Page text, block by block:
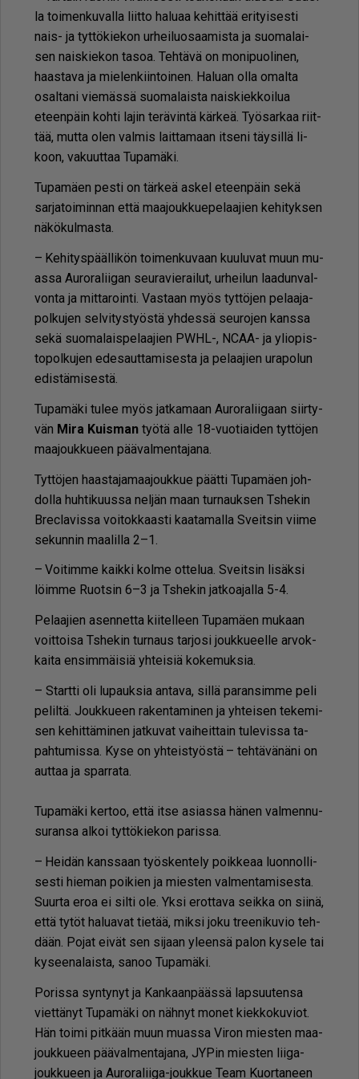
la toi­men­ku­val­la liit­to ha­lu­aa ke­hit­tää eri­tyi­ses­ti
nais- ja tyt­tö­kie­kon ur­hei­luo­saa­mis­ta ja suo­ma­lai­
sen nais­kie­kon ta­soa. Teh­tä­vä on mo­ni­puo­li­nen,
haas­ta­va ja mie­len­kiin­toi­nen. Ha­lu­an ol­la omal­ta
osal­ta­ni vie­mäs­sä suo­ma­lais­ta nais­kiek­koi­lua
eteen­päin koh­ti la­jin te­rä­vin­tä kär­keä. Työ­sar­kaa riit­
tää, mut­ta olen val­mis lait­ta­maan it­se­ni täy­sil­lä li­
koon, va­kuut­taa Tu­pa­mä­ki.
Tu­pa­mä­en pes­ti on tär­keä as­kel eteen­päin sekä
sar­ja­toi­min­nan et­tä maa­jouk­ku­e­pe­laa­jien ke­hi­tyk­sen
nä­kö­kul­mas­ta.
– Ke­hi­tys­pääl­li­kön toi­men­ku­vaan kuu­lu­vat muun mu­
as­sa Au­ro­ra­lii­gan seu­ra­vie­rai­lut, ur­hei­lun laa­dun­val­
von­ta ja mit­ta­roin­ti. Vas­taan myös tyt­tö­jen pe­laa­ja­
pol­ku­jen sel­vi­tys­työs­tä yh­des­sä seu­ro­jen kans­sa
sekä suo­ma­lais­pe­laa­jien PWHL-, NCAA- ja yli­o­pis­
to­pol­ku­jen ede­saut­ta­mi­ses­ta ja pe­laa­jien ura­po­lun
edis­tä­mi­ses­tä.
Tu­pa­mä­ki tu­lee myös jat­ka­maan Au­ro­ra­lii­gaan siir­ty­
vän Mira Kuis­mantyö­tä al­le 18-vuo­ti­ai­den tyt­tö­jen
maa­jouk­ku­een pää­val­men­ta­ja­na.
Tyt­tö­jen haas­ta­ja­maa­jouk­kue päät­ti Tu­pa­mä­en joh­
dol­la huh­ti­kuus­sa nel­jän maan tur­nauk­sen Tshe­kin
Brec­la­vis­sa voi­tok­kaas­ti kaa­ta­mal­la Sveit­sin vii­me
se­kun­nin maa­lil­la 2–1.
– Voi­tim­me kaik­ki kol­me ot­te­lua. Sveit­sin li­säk­si
löim­me Ruot­sin 6–3 ja Tshe­kin jat­ko­a­jal­la 5-4.
Pe­laa­jien asen­net­ta kii­tel­leen Tu­pa­mä­en mu­kaan
voit­toi­sa Tshe­kin tur­naus tar­jo­si jouk­ku­eel­le ar­vok­
kai­ta en­sim­mäi­siä yh­tei­siä ko­ke­muk­sia.
– Start­ti oli lu­pauk­sia an­ta­va, sil­lä pa­ran­sim­me peli
pe­lil­tä. Jouk­ku­een ra­ken­ta­mi­nen ja yh­tei­sen te­ke­mi­
sen ke­hit­tä­mi­nen jat­ku­vat vai­heit­tain tu­le­vis­sa ta­
pah­tu­mis­sa. Kyse on yh­teis­työs­tä – teh­tä­vä­nä­ni on
aut­taa ja spar­ra­ta.
Tu­pa­mä­ki ker­too, et­tä it­se asi­as­sa hä­nen val­men­nu­
su­ran­sa al­koi tyt­tö­kie­kon pa­ris­sa.
– Hei­dän kans­saan työs­ken­te­ly poik­ke­aa luon­nol­li­
ses­ti hie­man poi­kien ja mies­ten val­men­ta­mi­ses­ta.
Suur­ta eroa ei sil­ti ole. Yk­si erot­ta­va seik­ka on sii­nä,
et­tä ty­töt ha­lu­a­vat tie­tää, mik­si joku tree­ni­ku­vio teh­
dään. Po­jat ei­vät sen si­jaan yleen­sä pa­lon ky­se­le tai
ky­see­na­lais­ta, sa­noo Tu­pa­mä­ki.
Po­ris­sa syn­ty­nyt ja Kan­kaan­pääs­sä lap­suu­ten­sa
viet­tä­nyt Tu­pa­mä­ki on näh­nyt mo­net kiek­ko­ku­vi­ot.
Hän toi­mi pit­kään muun mu­as­sa Vi­ron mies­ten maa­
jouk­ku­een pää­val­men­ta­ja­na, JY­Pin mies­ten lii­ga­
jouk­ku­een ja Au­ro­ra­lii­ga-jouk­kue Team Kuor­ta­neen